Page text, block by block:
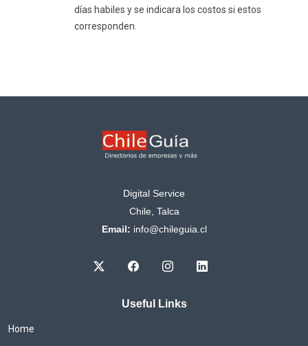
días habiles y se indicara los costos si estos
corresponden.
Digital Service
Chile, Talca
Email: info@chileguia.cl
Useful Links
Home